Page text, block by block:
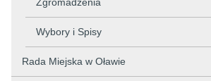
Wybory i Spisy
Rada Miejska w Oławie